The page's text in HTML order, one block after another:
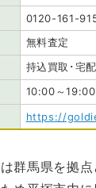
0120-161-
無料査定
持込買取･宅
10:00～19:00
https://
群馬県を拠